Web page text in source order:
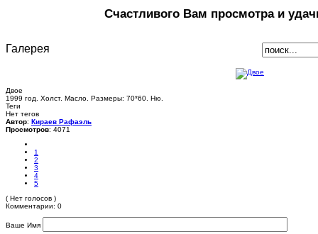
Счастливого Вам просмотра и
Галерея
Двое
1999 год. Холст. Масло. Размеры: 70*60. Ню.
Теги
Нет тегов
Автор: Кираев Рафаэль
Просмотров: 4071
1
2
3
4
5
( Нет голосов )
Комментарии: 0
Ваше Имя